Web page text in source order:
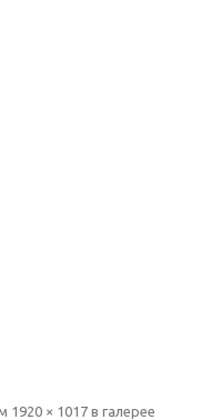
1920 × 1017 в галерее